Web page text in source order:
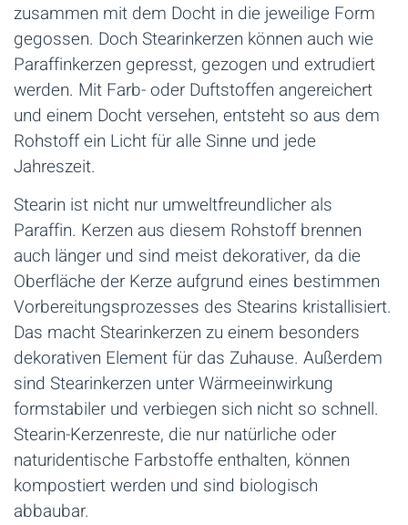
zusammen mit dem Docht in die jeweilige Form
gegossen. Doch Stearinkerzen können auch wie
Paraffinkerzen gepresst, gezogen und extrudiert
werden. Mit Farb- oder Duftstoffen angereichert
und einem Docht versehen, entsteht so aus dem
Rohstoff ein Licht für alle Sinne und jede
Jahreszeit.
Stearin ist nicht nur umweltfreundlicher als
Paraffin. Kerzen aus diesem Rohstoff brennen
auch länger und sind meist dekorativer, da die
Oberfläche der Kerze aufgrund eines bestimmen
Vorbereitungsprozesses des Stearins kristallisiert.
Das macht Stearinkerzen zu einem besonders
dekorativen Element für das Zuhause. Außerdem
sind Stearinkerzen unter Wärmeeinwirkung
formstabiler und verbiegen sich nicht so schnell.
Stearin-Kerzenreste, die nur natürliche oder
naturidentische Farbstoffe enthalten, können
kompostiert werden und sind biologisch
abbaubar.